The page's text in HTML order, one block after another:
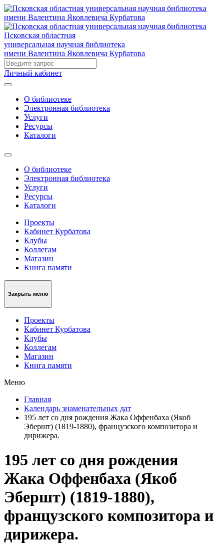
Псковская областная
универсальная научная библиотека
имени Валентина Яковлевича Курбатова
Личный кабинет
О библиотеке
Электронная библиотека
Услуги
Ресурсы
Каталоги
О библиотеке
Электронная библиотека
Услуги
Ресурсы
Каталоги
Проекты
Кабинет Курбатова
Клубы
Коллегам
Магазин
Книга памяти
Закрыть меню
Проекты
Кабинет Курбатова
Клубы
Коллегам
Магазин
Книга памяти
Меню
Главная
Календарь знаменательных дат
195 лет со дня рождения Жака Оффенбаха (Якоб
Эбершт) (1819-1880), французского композитора и
дирижера.
195 лет со дня рождения
Жака Оффенбаха (Якоб
Эбершт) (1819-1880),
французского композитора и
дирижера.